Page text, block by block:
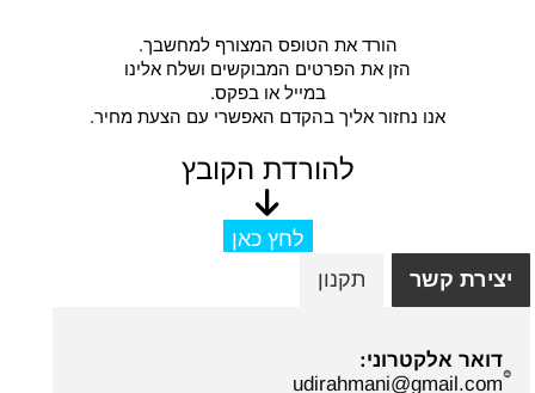
הורד את הטופס המצורף למחשבך.
הזן את הפרטים המבוקשים ושלח אלינו
במייל או בפקס.
אנו נחזור אליך בהקדם האפשרי עם הצעת מחיר.
להורדת הקובץ
לחץ כאן
יצירת קשר
תקנון
דואר אלקטרוני:
udirahmani@gmail.com